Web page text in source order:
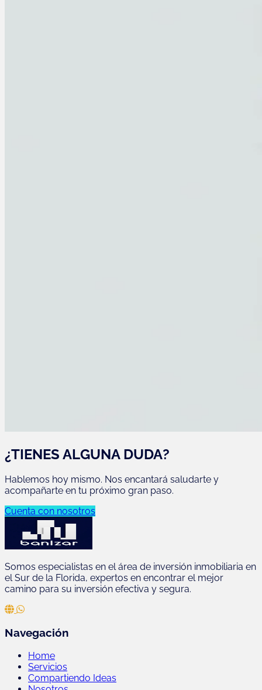
¿TIENES ALGUNA DUDA?
Hablemos hoy mismo. Nos encantará saludarte y
acompañarte en tu próximo gran paso.
Cuenta con nosotros
Somos especialistas en el área de inversión inmobiliaria en
el Sur de la Florida, expertos en encontrar el mejor
camino para su inversión efectiva y segura.
Navegación
Home
Servicios
Compartiendo Ideas